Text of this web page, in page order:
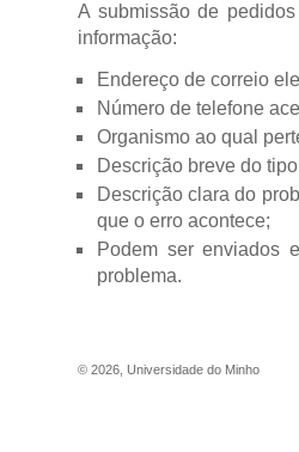
A submissão de
informação:
Endereço de correio
Número de telefone
Organismo ao qual
Descrição breve do
Descrição clara do
que o erro acontece;
Podem ser enviados
problema.
© 2026 Universidade do Minho